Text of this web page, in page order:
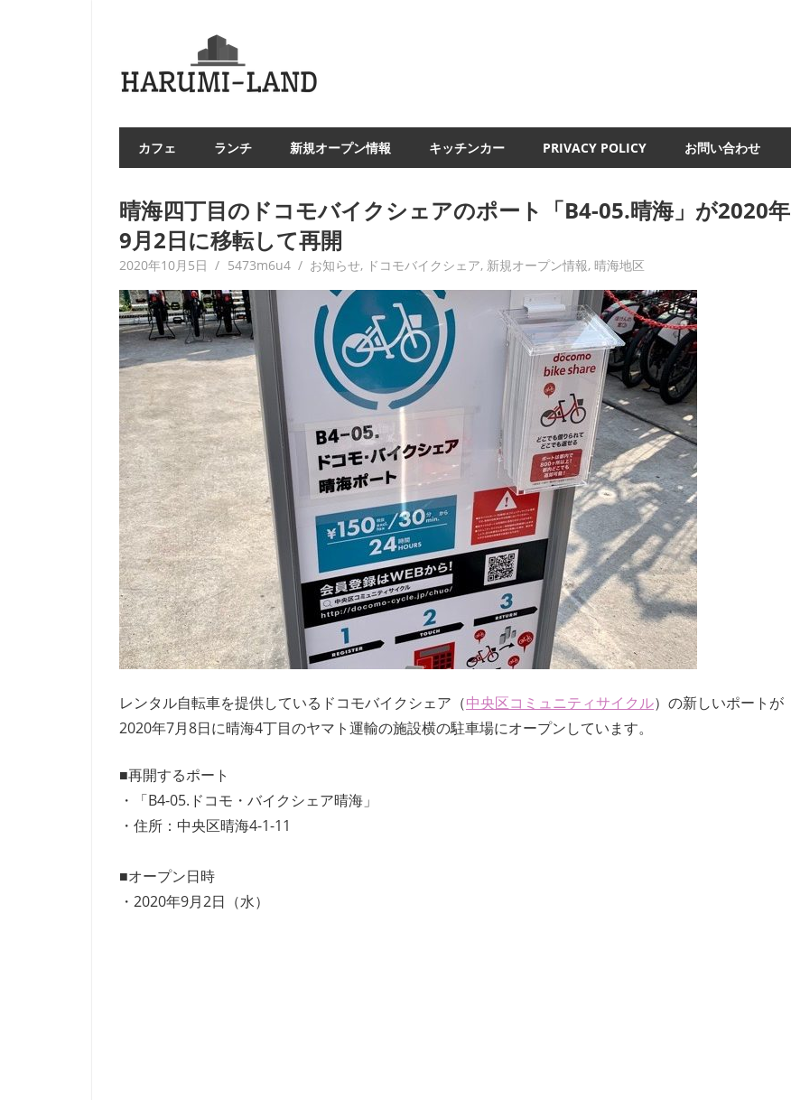
カフェ ランチ 新規オープン情報 キッチンカー PRIVACY POLICY お問い合わせ
晴海四丁目のドコモバイクシェアのポート「B4-05.晴海」が2020年
9月2日に移転して再開
2020年10月5日 5473m6u4 お知らせ, ドコモバイクシェア, 新規オープン情報,晴海地区
レンタル自転車を提供しているドコモバイクシェア（中央区コミュニティサイクル）の新しいポートが
2020年7月8日に晴海4丁目のヤマト運輸の施設横の駐車場にオープンしています。
■再開するポート
・「B4-05.ドコモ・バイクシェア晴海」
・住所：中央区晴海4-1-11
■オープン日時
・2020年9月2日（水）